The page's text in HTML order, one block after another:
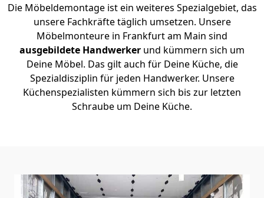
Die Möbeldemontage ist ein weiteres Spezialgebiet, das
unsere Fachkräfte täglich umsetzen. Unsere
Möbelmonteure in Frankfurt am Main sind
ausgebildete Handwerker und kümmern sich um
Deine Möbel. Das gilt auch für Deine Küche, die
Spezialdisziplin für jeden Handwerker. Unsere
Küchenspezialisten kümmern sich bis zur letzten
Schraube um Deine Küche.